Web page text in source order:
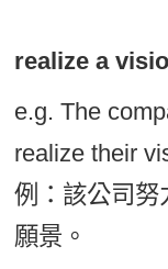
realize a
e.g. The
realize their
例：該公司努
願景。